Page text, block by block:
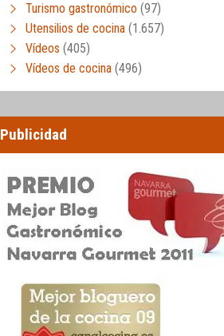
Turismo gastronómico (97)
Utensilios de cocina (1.657)
Vídeos (405)
Vídeos de cocina (496)
Publicidad